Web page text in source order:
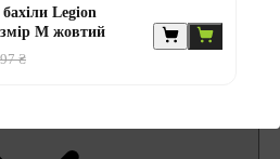
Legion
М жовтий
₴